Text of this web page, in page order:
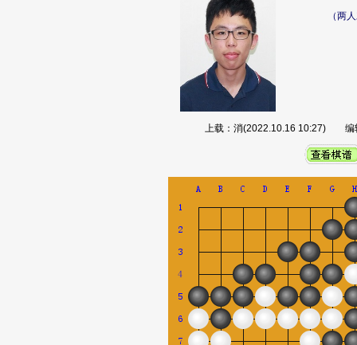
（两
上载：消(2022.10.16 10:27)